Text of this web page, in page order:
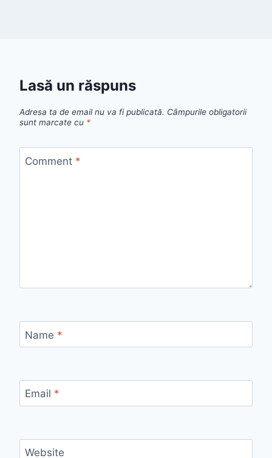
Lasă un răspuns
Adresa ta de email nu va fi publicată. Câmpurile obligatorii
sunt marcate cu *
Comment *
Name *
Email *
Website